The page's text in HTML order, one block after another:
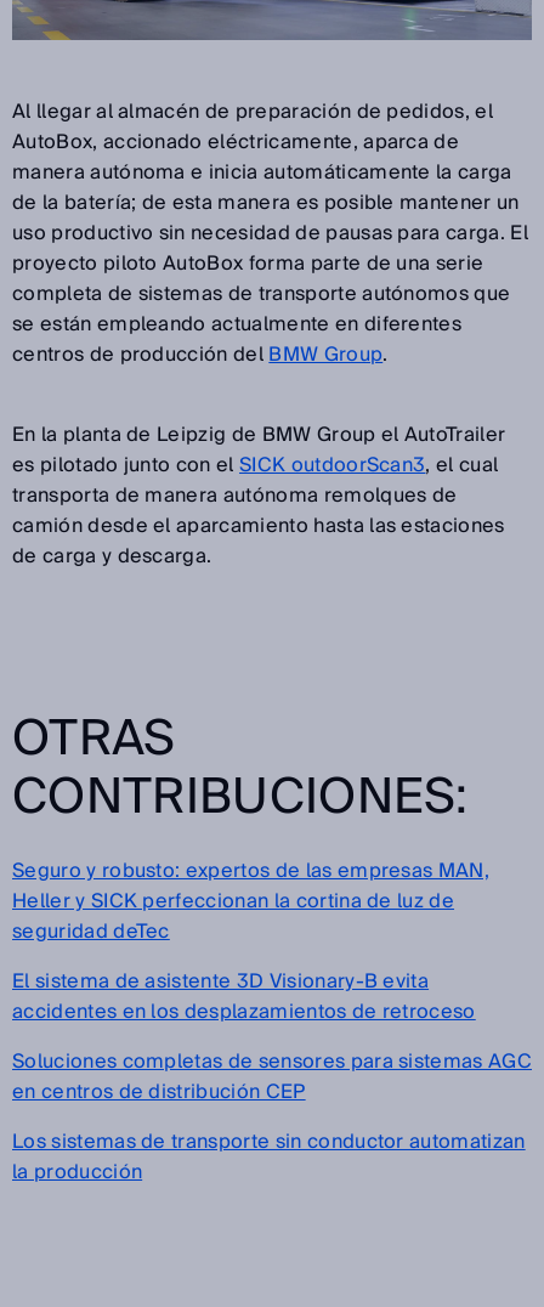
Al llegar al almacén de preparación de pedidos, el
AutoBox, accionado eléctricamente, aparca de
manera autónoma e inicia automáticamente la carga
de la batería; de esta manera es posible mantener un
uso productivo sin necesidad de pausas para carga. El
proyecto piloto AutoBox forma parte de una serie
completa de sistemas de transporte autónomos que
se están empleando actualmente en diferentes
centros de producción delBMW Group.
En la planta de Leipzig de BMW Group el AutoTrailer
es pilotado junto con elSICK outdoorScan3, el cual
transporta de manera autónoma remolques de
camión desde el aparcamiento hasta las estaciones
de carga y descarga.
OTRAS
CONTRIBUCIONES:
Seguro y robusto: expertos de las empresas MAN,
Heller y SICK perfeccionan la cortina de luz de
seguridad deTec
El sistema de asistente 3D Visionary-B evita
accidentes en los desplazamientos de retroceso
Soluciones completas de sensores para sistemas AGC
en centros de distribución CEP
Los sistemas de transporte sin conductor automatizan
la producción